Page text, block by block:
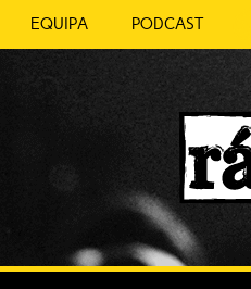
Equipa Podcast